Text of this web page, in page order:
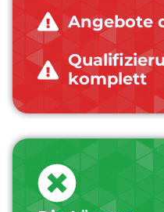
Angebote
komplett